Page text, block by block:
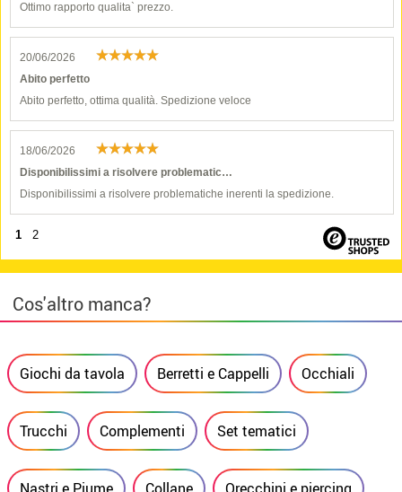
Ottimo rapporto qualita` prezzo.
20/06/2026
Abito perfetto
Abito perfetto, ottima qualità. Spedizione veloce
18/06/2026
Disponibilissimi a risolvere problematic…
Disponibilissimi a risolvere problematiche inerenti la spedizione.
1 2
Cos'altro manca?
Giochi da tavola Berretti e Cappelli Occhiali
Trucchi Complementi Set tematici